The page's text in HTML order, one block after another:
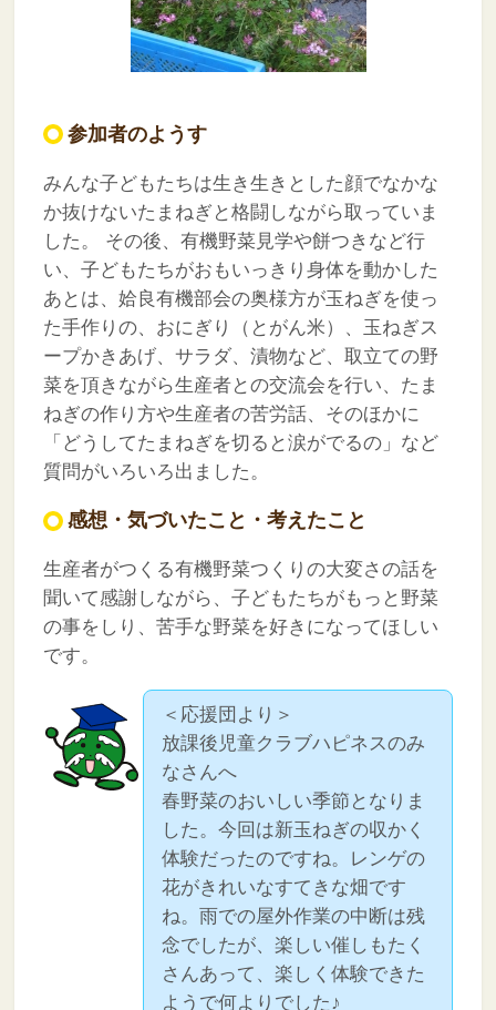
参加者のようす
みんな子どもたちは生き生きとした顔でなかな
か抜けないたまねぎと格闘しながら取っていま
した。
その後、有機野菜見学や餅つきなど行
い、子どもたちがおもいっきり身体を動かした
あとは、姶良有機部会の奥様方が玉ねぎを使っ
た手作りの、おにぎり（とがん米）、玉ねぎス
ープかきあげ、サラダ、漬物など、取立ての野
菜を頂きながら生産者との交流会を行い、たま
ねぎの作り方や生産者の苦労話、そのほかに
「どうしてたまねぎを切ると涙がでるの」など
質問がいろいろ出ました。
感想・気づいたこと・考えたこと
生産者がつくる有機野菜つくりの大変さの話を
聞いて感謝しながら、子どもたちがもっと野菜
の事をしり、苦手な野菜を好きになってほしい
です。
＜応援団より＞
放課後児童クラブハピネスのみ
なさんへ
春野菜のおいしい季節となりま
した。今回は新玉ねぎの収かく
体験だったのですね。レンゲの
花がきれいなすてきな畑です
ね。雨での屋外作業の中断は残
念でしたが、楽しい催しもたく
さんあって、楽しく体験できた
ようで何よりでした♪